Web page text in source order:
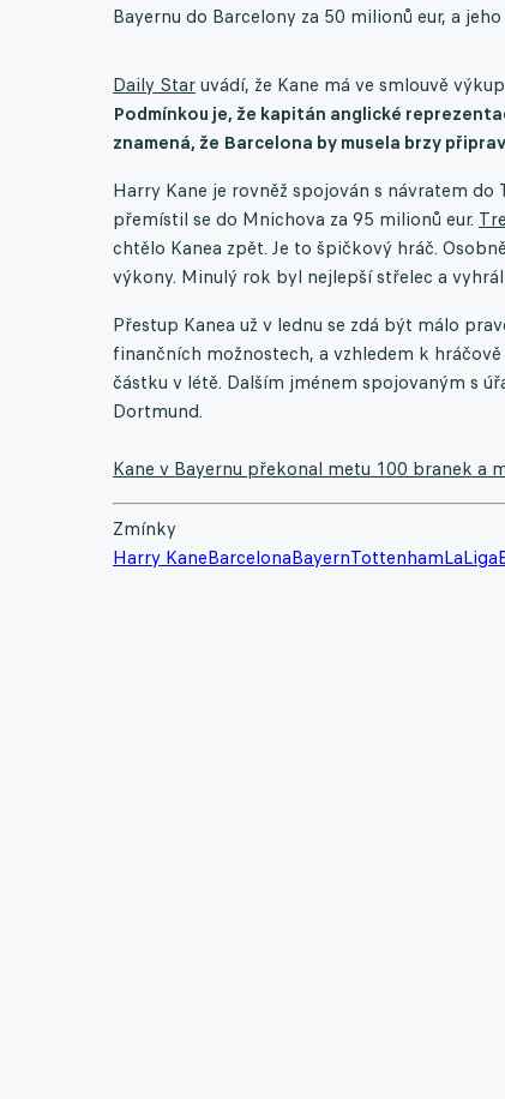
Bayernu do Barcelony za 50 milionů eur, a
Daily Star uvádí, že Kane má ve smlouvě
Podmínkou je, že kapitán anglické
znamená, že Barcelona by musela brzy
Harry Kane je rovněž spojován s návratem
přemístil se do Mnichova za 95 milionů eur.
chtělo Kanea zpět. Je to špičkový hráč.
výkony. Minulý rok byl nejlepší střelec a
Přestup Kanea už v lednu se zdá být málo
finančních možnostech, a vzhledem k
částku v létě. Dalším jménem spojovaným s
Dortmund.
Kane v Bayernu překonal metu 100 branek a
Zmínky
Harry KaneBarcelonaBayernTottenhamLaLiga